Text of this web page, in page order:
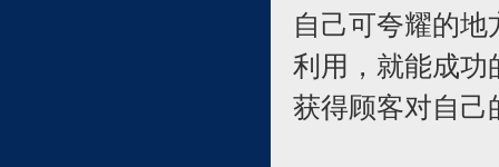
自己可夸耀的
利用，就能成功
获得顾客对自己